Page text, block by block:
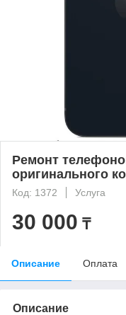
Ремонт
оригинального
Код: 1372 Услуга
30 000 ₸
Описание Оплата
Описание